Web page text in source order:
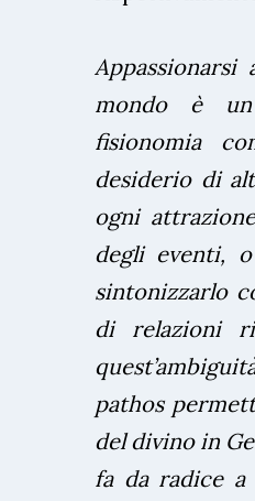
mondo è
fisionomia
desiderio di
ogni
degli eventi,
sintonizzarlo
di relazioni
pathos
del divino in
fa da radice